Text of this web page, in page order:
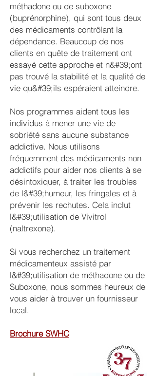
méthadone ou de suboxone
(buprénorphine), qui sont tous deux
des médicaments contrôlant la
dépendance. Beaucoup de nos
clients en quête de traitement ont
essayé cette approche et n&#39;ont
pas trouvé la stabilité et la qualité de
vie qu&#39;ils espéraient atteindre.
Nos programmes aident tous les
individus à mener une vie de
sobriété sans aucune substance
addictive. Nous utilisons
fréquemment des médicaments non
addictifs pour aider nos clients à se
désintoxiquer, à traiter les troubles
de l&#39;humeur, les fringales et à
prévenir les rechutes. Cela inclut
l&#39;utilisation de Vivitrol
(naltrexone).
Si vous recherchez un traitement
médicamenteux assisté par
l&#39;utilisation de méthadone ou de
Suboxone, nous sommes heureux de
vous aider à trouver un fournisseur
local.
Brochure SWHC